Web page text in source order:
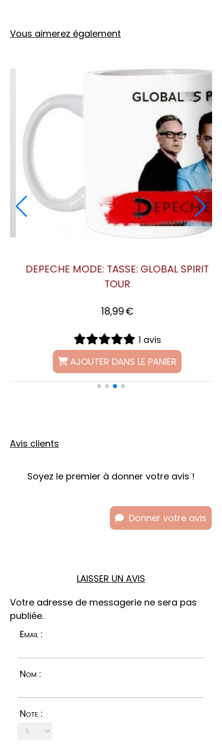
Vous aimerez également
DEPECHE MODE: TASSE: 101
18,99€
1 avis
AJOUTER DANS LE PANIER
Avis clients
Soyez le premier à donner votre avis !
Donner votre avis
LAISSER UN AVIS
Votre adresse de messagerie ne sera pas
publiée.
Email :
Nom :
Note :